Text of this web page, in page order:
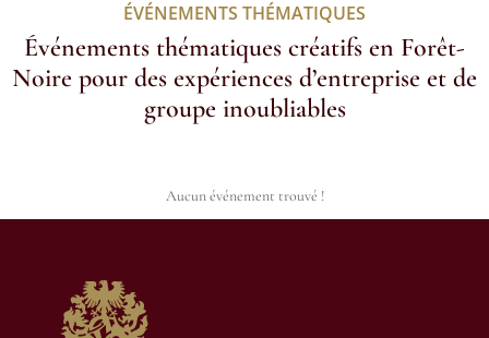
ÉVÉNEMENTS THÉMATIQUES
Événements thématiques créatifs en Forêt-
Noire pour des expériences d’entreprise et de
groupe inoubliables
Aucun événement trouvé !